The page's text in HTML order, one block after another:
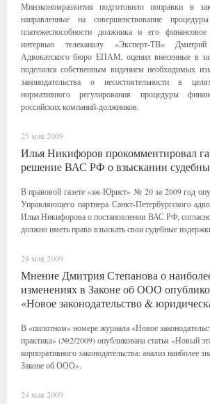
Минэкономразвития подготовило поправки в
направленные на совершенствование
платежеспособности должника и его
интервью телеканалу «Эксперт-ТВ»
Адвокатского бюро ЕПАМ, оценил внесенные в
поделился собственным видением необходимых
законодательства о несостоятельности в
нормативного регулирования процедуры
российских компаний-должников.
25 мая 2009
Илья Никифоров прокомментировал
решение ВАС РФ о взыскании
В правовой газете «эж-Юрист» № 20 за 2009 год
Управляющего партнера Санкт-Петербургского
Ильи Никифорова о постановлении ВАС РФ,
должно иметь право взыскать свои судебные
24 мая 2009
Мнение Дмитрия Степанова о
изменениях в Законе об ООО
«Новое законодательство &
В «пилотном» номере журнала «Новое
практика» (№2/2009) опубликована статья «Новый
корпоративного законодательства: анализ наиболее
Законе об ООО».
24 мая 2009